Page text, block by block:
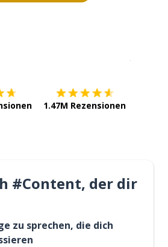
1.47M Rezensionen
#Content, der dir
zu sprechen, die dich